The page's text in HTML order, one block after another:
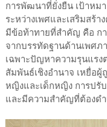
การพัฒนาที่ยั่งยืน เป้าหมา
ระหว่างเพศและเสริมสร้
มีข้อท้าทายที่สำคัญ คือ ก
จากบรรทัดฐานด้านเพศภ
เฉพาะปัญหาความรุนแรง
สัมพันธ์เชิงอำนาจ เหยื่อ
หญิงและเด็กหญิง การปรั
และมีความสำคัญที่ต้องดำ